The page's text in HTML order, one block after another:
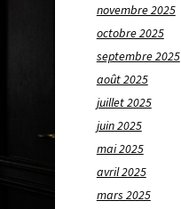
novembre 2025
octobre 2025
septembre 2025
août 2025
juillet 2025
juin 2025
mai 2025
avril 2025
mars 2025